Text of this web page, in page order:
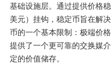
基础设施层。通过提供价格
美元）挂钩，稳定币旨在解
币的一个基本限制：极端价
提供了一个更可靠的交换媒
定的价值储存。